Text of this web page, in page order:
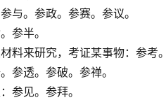
与。参政。参赛。参议。
参半。
料来研究，考证某事物：参考
参透。参破。参禅。
参见。参拜。